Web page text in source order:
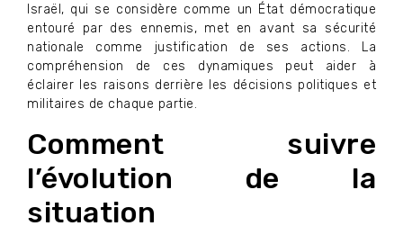
Israël, qui se considère comme un État démocratique
entouré par des ennemis, met en avant sa sécurité
nationale comme justification de ses actions. La
compréhension de ces dynamiques peut aider à
éclairer les raisons derrière les décisions politiques et
militaires de chaque partie.
Comment suivre
l’évolution de la
situation